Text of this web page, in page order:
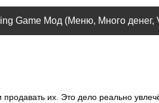
Game Мод (Меню, Много денег,
их. Это дело реально